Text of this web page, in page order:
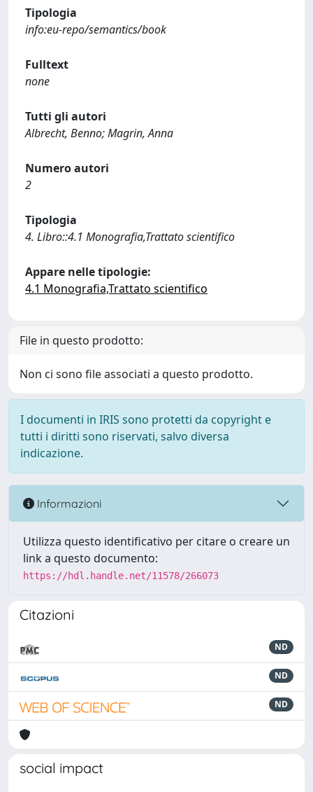
Tipologia
info:eu-repo/semantics/book
Fulltext
none
Tutti gli autori
Albrecht, Benno; Magrin, Anna
Numero autori
2
Tipologia
4. Libro::4.1 Monografia,Trattato scientifico
Appare nelle tipologie:
4.1 Monografia,Trattato scientifico
File in questo prodotto:
Non ci sono file associati a questo prodotto.
I documenti in IRIS sono protetti da copyright e
tutti i diritti sono riservati, salvo diversa
indicazione.
Informazioni
Utilizza questo identificativo per citare o creare un
link a questo documento:
https://hdl.handle.net/11578/266073
Citazioni
ND
ND
ND
social impact